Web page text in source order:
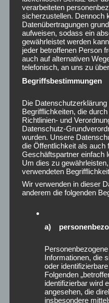
Juni 2025
Mai 2025
April 2025
März 2025
Februar 2025
Januar 2025
Dezember 2024
Oktober 2024
September 2024
August 2024
Juli 2024
Juni 2024
Mai 2024
März 2024
Januar 2024
Dezember 2023
Oktober 2023
August 2023
April 2023
verarbeiteten
sicherzustellen. Dennoch
Datenübertragungen
aufweisen, sodass ein
gewährleistet werden
jeder betroffenen Person
auch auf alternativen
telefonisch, an uns zu
Begriffsbestimmungen
Die Datenschutzerklärung
Begrifflichkeiten, die
Richtlinien- und
Datenschutz-
wurden. Unsere
die Öffentlichkeit als auch
Geschäftspartner einfach
Um dies zu
verwendeten
Wir verwenden in dieser
anderem die folgenden
a)
Informationen, die
oder
Folgenden
identifizierbar wird
angesehen, die
insbesondere